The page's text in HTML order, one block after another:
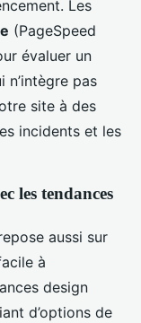
Les
(PageSpeed
évaluer un
n’intègre pas
site à des
incidents et les
les tendances
aussi sur
à
design
d’options de